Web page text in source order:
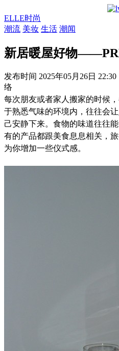
ELLE时尚
潮流 美妆 生活 潮闻
新居暖屋好物
发布时间 2025年05月26日
络
每次朋友或者家人搬家的时候
于熟悉气味的环境内，往往会
己安静下来。食物的味道往往
有的产品都跟美食息息相关，
为你增加一些仪式感。